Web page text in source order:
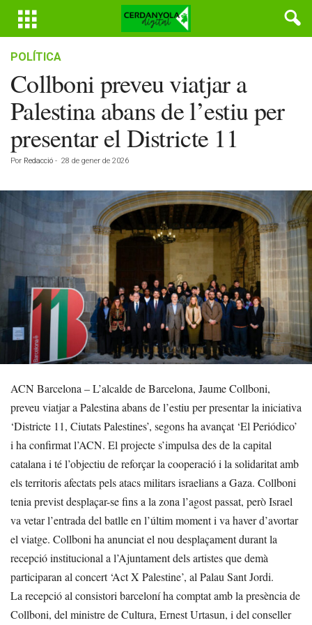
POLÍTICA
Collboni preveu viatjar a
Palestina abans de l’estiu per
presentar el Districte 11
Por Redacció - 28 de gener de 2026
ACN Barcelona – L’alcalde de Barcelona, Jaume Collboni,
preveu viatjar a Palestina abans de l’estiu per presentar la iniciativa
‘Districte 11, Ciutats Palestines’, segons ha avançat ‘El Periódico’
i ha confirmat l’ACN. El projecte s’impulsa des de la capital
catalana i té l’objectiu de reforçar la cooperació i la solidaritat amb
els territoris afectats pels atacs militars israelians a Gaza. Collboni
tenia previst desplaçar-se fins a la zona l’agost passat, però Israel
va vetar l’entrada del batlle en l’últim moment i va haver d’avortar
el viatge. Collboni ha anunciat el nou desplaçament durant la
recepció institucional a l’Ajuntament dels artistes que demà
participaran al concert ‘Act X Palestine’, al Palau Sant Jordi.
La recepció al consistori barceloní ha comptat amb la presència de
Collboni, del ministre de Cultura, Ernest Urtasun, i del conseller